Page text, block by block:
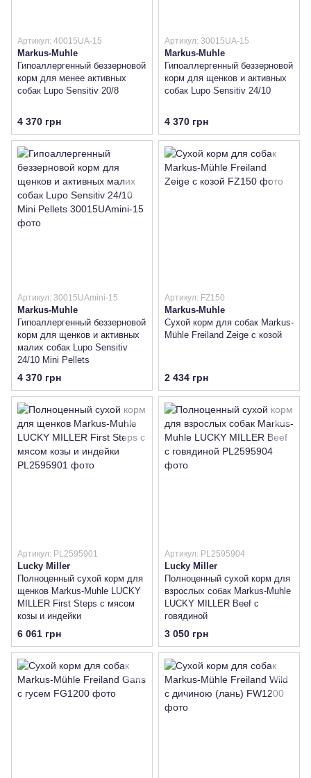
Артикул: 40015UA-15
Markus-Muhle
Гипоаллергенный беззерновой
корм для менее активных
собак Lupo Sensitiv 20/8
4 370 грн
Артикул: 30015UA-15
Markus-Muhle
Гипоаллергенный беззерновой
корм для щенков и активных
собак Lupo Sensitiv 24/10
4 370 грн
Артикул: 30015UAmini-15
Markus-Muhle
Гипоаллергенный беззерновой
корм для щенков и активных
малих собак Lupo Sensitiv
24/10 Mini Pellets
4 370 грн
Артикул: FZ150
Markus-Muhle
Сухой корм для собак Markus-
Mühle Freiland Zeige с козой
2 434 грн
Артикул: PL2595901
Lucky Miller
Полноценный сухой корм для
щенков Markus-Muhle LUCKY
MILLER First Steps с мясом
козы и индейки
6 061 грн
Артикул: PL2595904
Lucky Miller
Полноценный сухой корм для
взрослых собак Markus-Muhle
LUCKY MILLER Beef с
говядиной
3 050 грн